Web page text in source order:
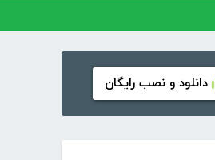
دانلود و نصب رایگان